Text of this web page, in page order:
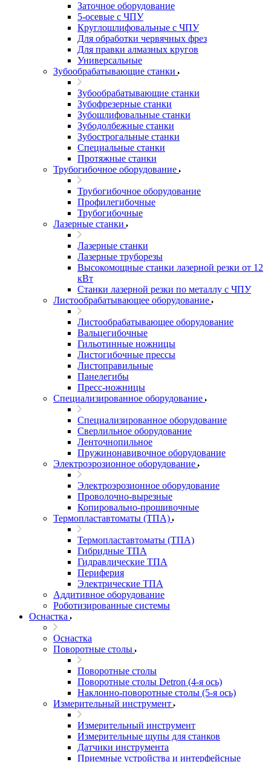
Заточное оборудование
5-осевые с ЧПУ
Круглошлифовальные с ЧПУ
Для обработки червячных фрез
Для правки алмазных кругов
Универсальные
Зубообрабатывающие станки
Зубообрабатывающие станки
Зубофрезерные станки
Зубошлифовальные станки
Зубодолбежные станки
Зубострогальные станки
Специальные станки
Протяжные станки
Трубогибочное оборудование
Трубогибочное оборудование
Профилегибочные
Трубогибочные
Лазерные станки
Лазерные станки
Лазерные труборезы
Высокомощные станки лазерной резки от 12
кВт
Станки лазерной резки по металлу с ЧПУ
Листообрабатывающее оборудование
Листообрабатывающее оборудование
Вальцегибочные
Гильотинные ножницы
Листогибочные прессы
Листоправильные
Панелегибы
Пресс-ножницы
Специализированное оборудование
Специализированное оборудование
Сверлильное оборудование
Ленточнопильное
Пружинонавивочное оборудование
Электроэрозионное оборудование
Электроэрозионное оборудование
Проволочно-вырезные
Копировально-прошивочные
Термопластавтоматы (ТПА)
Термопластавтоматы (ТПА)
Гибридные ТПА
Гидравлические ТПА
Периферия
Электрические ТПА
Аддитивное оборудование
Роботизированные системы
Оснастка
Оснастка
Поворотные столы
Поворотные столы
Поворотные столы Detron (4-я ось)
Наклонно-поворотные столы (5-я ось)
Измерительный инструмент
Измерительный инструмент
Измерительные щупы для станков
Датчики инструмента
Приемные устройства и интерфейсные